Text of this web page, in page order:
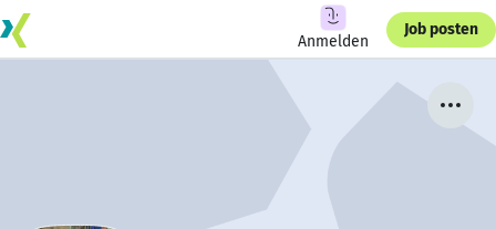
Anmelden
Job posten